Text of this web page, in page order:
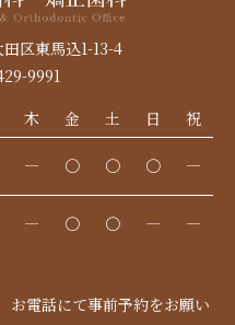
区東馬込1-13-4
9991
木 金 土 日
祝
― 〇 〇 〇 ―
― 〇 〇 ― ―
お電話にて事前予約をお願い